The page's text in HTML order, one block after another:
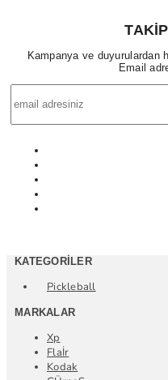
Kampanya ve duyurulardan
Email
KATEGORILER
Pickleball
MARKALAR
Xp
Flaİr
Kodak